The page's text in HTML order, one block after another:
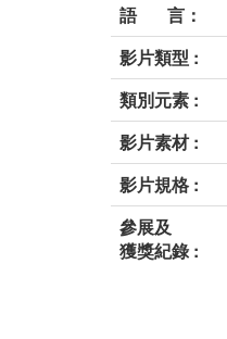
語 言：
影片類型 :
類別元素 :
影片素材 :
影片規格 :
參展及
獲獎紀錄 :